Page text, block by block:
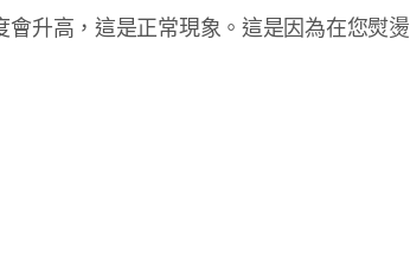
升高，這是正常現象。這是因為在您熨燙